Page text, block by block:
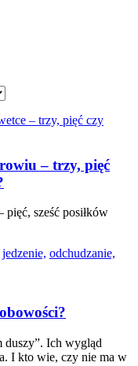
– trzy, pięć
sześć posiłków
jedzenie, odchudzanie,
duszy”. Ich wygląd
I kto wie, czy nie ma w